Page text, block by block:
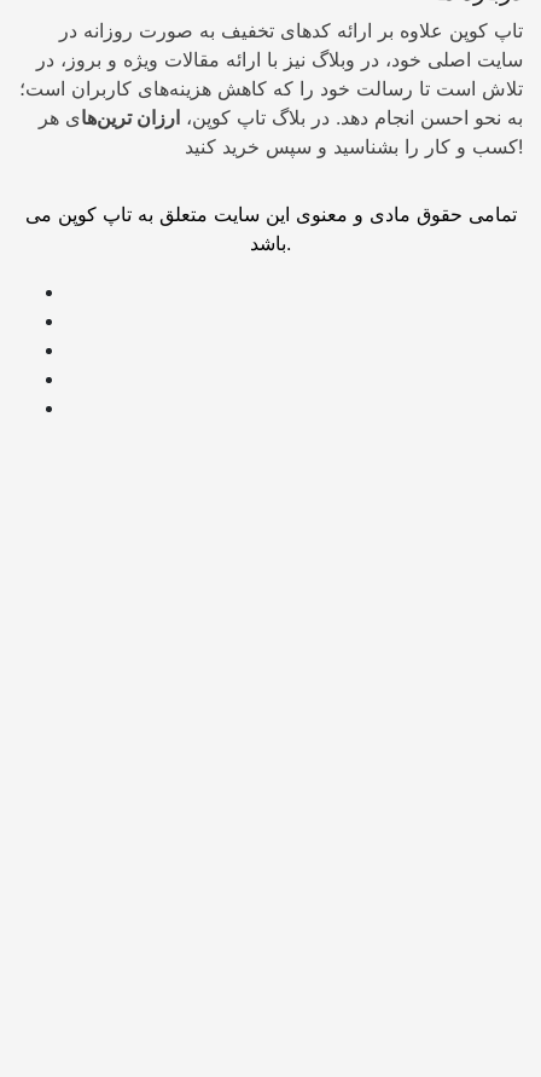
تاپ کوپن علاوه بر ارائه کدهای تخفیف به صورت روزانه در
سایت اصلی خود، در وبلاگ نیز با ارائه مقالات ویژه و بروز، در
تلاش است تا رسالت خود را که کاهش هزینه‌های کاربران است؛
به نحو احسن انجام دهد. در بلاگ تاپ کوپن، ارزان ترین‌های هر
کسب و کار را بشناسید و سپس خرید کنید!
تمامی حقوق مادی و معنوی این سایت متعلق به تاپ کوپن می
باشد.